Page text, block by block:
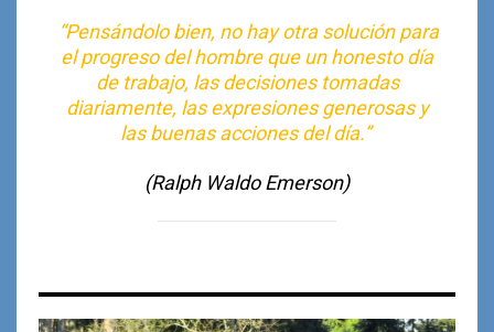
“Pensándolo bien, no hay otra solución para
el progreso del hombre que un honesto día
de trabajo, las decisiones tomadas
diariamente, las expresiones generosas y
las buenas acciones del día.”
(Ralph Waldo Emerson)